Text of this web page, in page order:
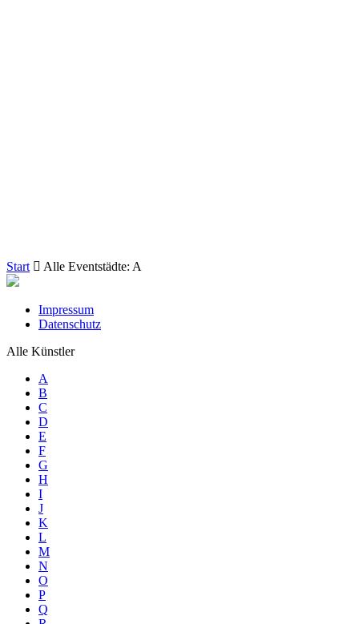
Start Alle Eventstädte: A
Impressum
Datenschutz
Alle Künstler
A
B
C
D
E
F
G
H
I
J
K
L
M
N
O
P
Q